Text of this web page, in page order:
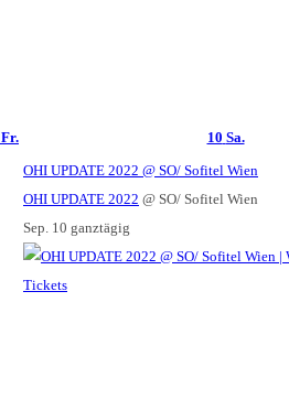
Fr. 10 Sa.
OHI UPDATE 2022 @ SO/ Sofitel Wien
OHI UPDATE 2022 @ SO/ Sofitel Wien
Sep. 10 ganztägig
Tickets